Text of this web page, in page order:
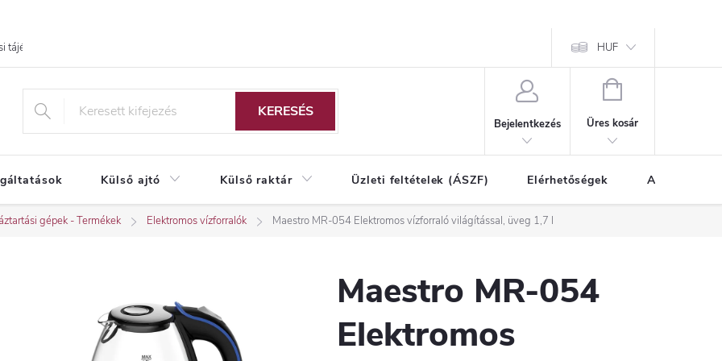
tájékoztató HUF
KERESÉS
Bejelentkezés
KOSÁR
Üres kosár
Külső ajtó Külső raktár Üzleti feltételek (ÁSZF) Elérhetőségek A vásárlás
gépek - Termékek Elektromos vízforralók Maestro MR-054 Elektromos vízforraló világítással, üveg 1,7 l
Maestro MR-054
Elektromos